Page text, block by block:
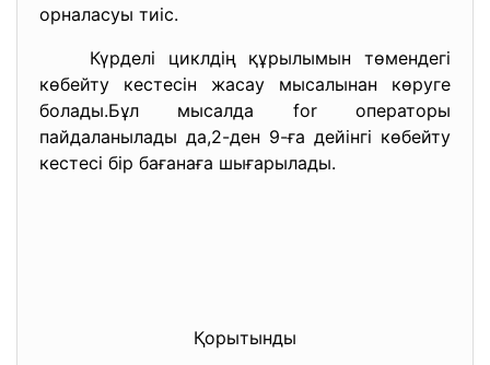
орналасуы тиіс.
Күрделі циклдің құрылымын төмендегі
көбейту кестесін жасау мысалынан көруге
болады.Бұл мысалда for операторы
пайдаланылады да,2-ден 9-ға дейінгі көбейту
кестесі бір бағанаға шығарылады.
Қорытынды